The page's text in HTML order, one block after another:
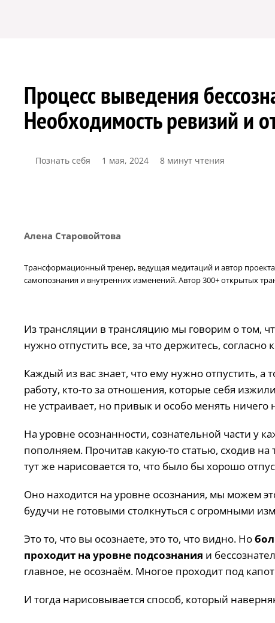
Процесс выведения
Необходимость ревизий и
Познать себя 1 мая, 2024 8 минут чтения
Алена Старовойтова
Трансформационный тренер, ведущая медитаций и автор
самопознания и внутренних изменений. Автор 300+ открытых
Из трансляции в трансляцию мы говорим о том,
нужно отпустить все, за что держитесь,
Каждый из вас знает, что ему нужно отпустить,
работу, кто-то за отношения, которые себя
не устраивает, но привык и особо менять ничего
На уровне осознанности, сознательной части у
пополняем. Прочитав какую-то статью, сходив
тут же нарисовается то, что было бы хорошо
Оно находится на уровне осознания, мы можем
будучи не готовыми столкнуться с огромными
Это то, что вы осознаете, это то, что видно. Но
проходит на уровне подсознания и
главное, не осознаём. Многое проходит под
И тогда нарисовывается способ, который